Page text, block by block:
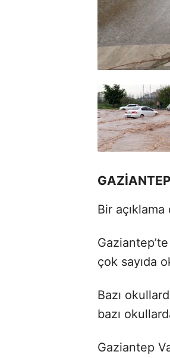
Bir
çok sayıda
Bazı
bazı
Gaziantep